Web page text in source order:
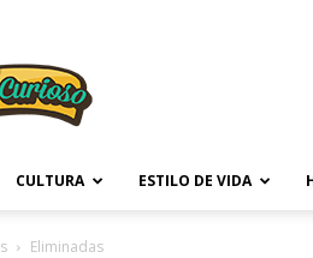
CULTURA ESTILO DE VIDA
Eliminadas